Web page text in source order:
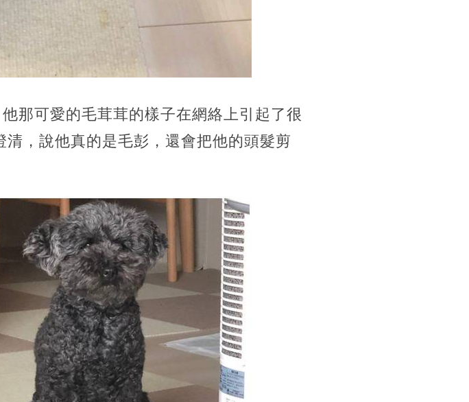
那可愛的毛茸茸的樣子在網絡上引起了很
，說他真的是毛彭，還會把他的頭髮剪